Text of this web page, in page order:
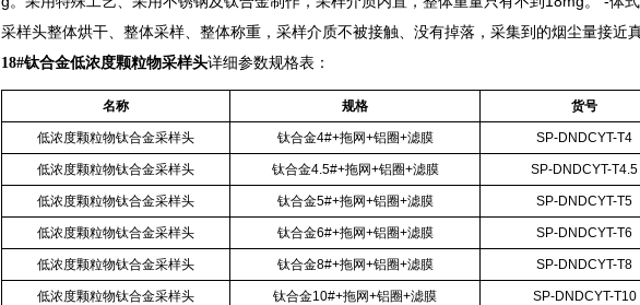
采样头整体烘干、整体采样、整体称重，采样介质不被接触、没有掉落，采集到的烟尘量接近
18#钛合金低浓度颗粒物采样头详细参数规格表：
名称 规格 货号
低浓度颗粒物钛合金采样头 钛合金4#+拖网+铝圈+滤膜 SP-DNDCYT-T4
低浓度颗粒物钛合金采样头 钛合金4.5#+拖网+铝圈+滤膜 SP-DNDCYT-T4.5
低浓度颗粒物钛合金采样头 钛合金5#+拖网+铝圈+滤膜 SP-DNDCYT-T5
低浓度颗粒物钛合金采样头 钛合金6#+拖网+铝圈+滤膜 SP-DNDCYT-T6
低浓度颗粒物钛合金采样头 钛合金8#+拖网+铝圈+滤膜 SP-DNDCYT-T8
低浓度颗粒物钛合金采样头 钛合金10#+拖网+铝圈+滤膜 SP-DNDCYT-T10